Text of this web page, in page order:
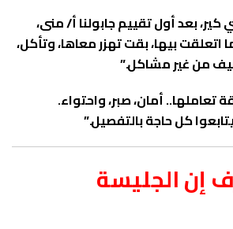
بعد أول تقييم جابولنا أ/ منى،
اتعلقت بيها، بقت تهزر معاها، وتأكل،
من غير مشاكل.”
تعاملها.. أمان، صبر، واحتواء.
كل حاجة بالتفصيل.”
إن الجليسة